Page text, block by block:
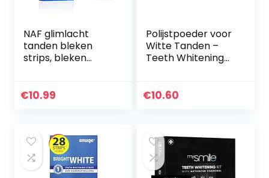
NAF glimlacht
tanden bleken
strips, bleken
professionele non-
€10.99
Polijstpoeder voor
Witte Tanden –
Teeth Whitening
€10.60